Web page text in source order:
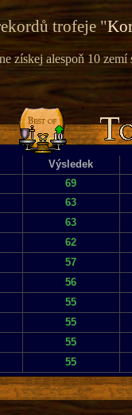
trofeje "
získej alespoň 10
Výsledek
69
63
63
62
57
56
55
55
55
55